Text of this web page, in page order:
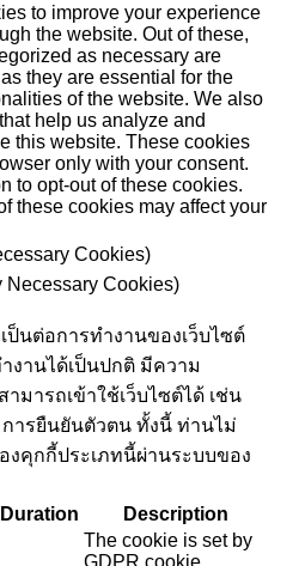
to improve your experience
the website. Out of these,
as necessary are
they are essential for the
of the website. We also
help us analyze and
this website. These cookies
only with your consent.
to opt-out of these cookies.
these cookies may affect your
Cookies)
Cookies)
นต่อการทำงานของเว็บไซต์
งานได้เป็นปกติ มีความ
มารถเข้าใช้เว็บไซต์ได้ เช่น
การยืนยันตัวตน ทั้งนี้ ท่านไม่
งคุกกี้ประเภทนี้ผ่านระบบของ
Duration Description
The cookie is set by
GDPR cookie